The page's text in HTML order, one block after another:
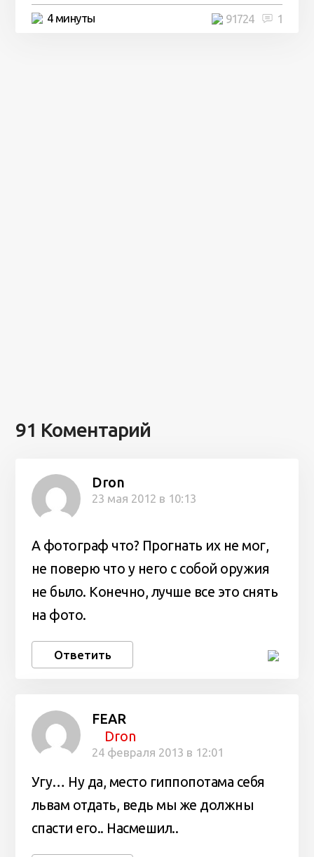
4 минуты 1
91724
91 Коментарий
Dron
23 мая 2012 в 10:13
А фотограф что? Прогнать их не мог,
не поверю что у него с собой оружия
не было. Конечно, лучше все это снять
на фото.
Ответить
FEAR
Dron
24 февраля 2013 в 12:01
Угу… Ну да, место гиппопотама себя
львам отдать, ведь мы же должны
спасти его.. Насмешил..